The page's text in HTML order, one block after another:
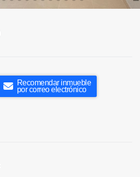
Recomendar inmueble
por correo electrónico